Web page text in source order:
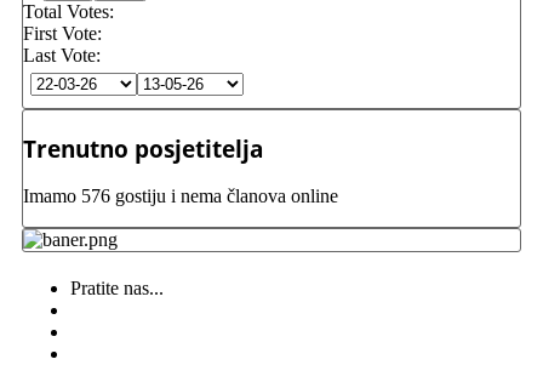
Total Votes:
First Vote:
Last Vote:
Trenutno posjetitelja
Imamo 576 gostiju i nema članova online
Pratite nas...